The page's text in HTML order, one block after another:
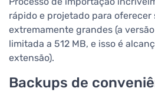
rápido e projetado para
extremamente grandes (a
limitada a 512 MB, e isso é
extensão).
Backups de